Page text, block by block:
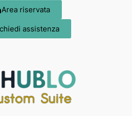
Area riservata
assistenza